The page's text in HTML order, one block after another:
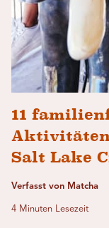
11
Aktivitäten
Salt Lake
Verfasst von Matcha
4 Minuten Lesezeit